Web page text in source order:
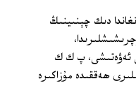
دىك چېنىينىڭ
ئەۋەتىشى، پ ك ك
ھەققىدە مۇزاكىرە